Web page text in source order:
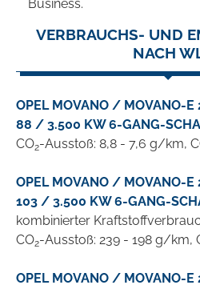
Business.
VERBRAUCHS- UND
NACH
OPEL MOVANO / MOVANO-E
88 / 3.500 KW 6-GANG-
CO2-Ausstoß: 8,8 - 7,6 g/km,
OPEL MOVANO / MOVANO-E
103 / 3.500 KW 6-GANG-
kombinierter
CO2-Ausstoß: 239 - 198 g/km,
OPEL MOVANO / MOVANO-E